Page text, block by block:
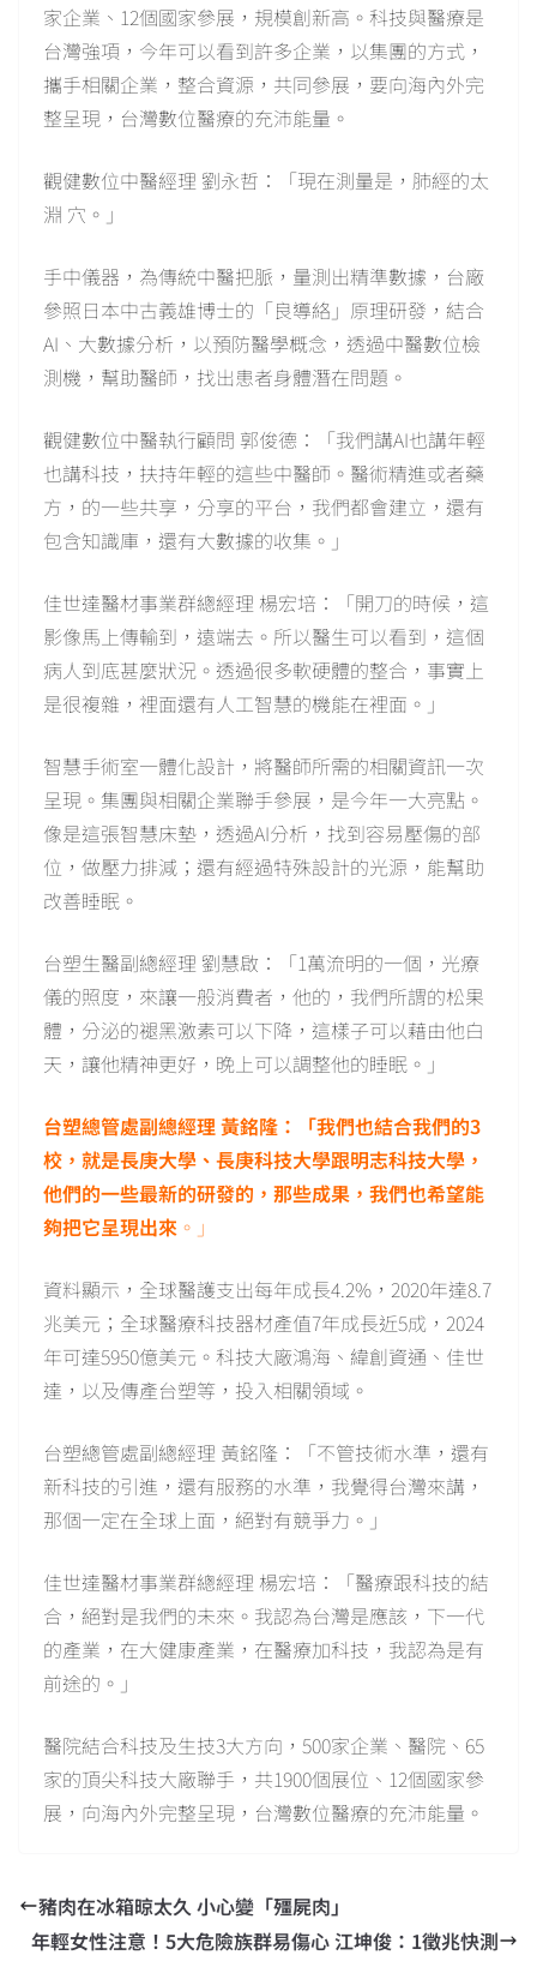
家企業、12個國家參展，規模創新高。科技與醫療是
台灣強項，今年可以看到許多企業，以集團的方式，
攜手相關企業，整合資源，共同參展，要向海內外完
整呈現，台灣數位醫療的充沛能量。
觀健數位中醫經理 劉永哲：「現在測量是，肺經的太
淵 穴。」
手中儀器，為傳統中醫把脈，量測出精準數據，台廠
參照日本中古義雄博士的「良導絡」原理研發，結合
AI、大數據分析，以預防醫學概念，透過中醫數位檢
測機，幫助醫師，找出患者身體潛在問題。
觀健數位中醫執行顧問 郭俊德：「我們講AI也講年輕
也講科技，扶持年輕的這些中醫師。醫術精進或者藥
方，的一些共享，分享的平台，我們都會建立，還有
包含知識庫，還有大數據的收集。」
佳世達醫材事業群總經理 楊宏培：「開刀的時候，這
影像馬上傳輸到，遠端去。所以醫生可以看到，這個
病人到底甚麼狀況。透過很多軟硬體的整合，事實上
是很複雜，裡面還有人工智慧的機能在裡面。」
智慧手術室一體化設計，將醫師所需的相關資訊一次
呈現。集團與相關企業聯手參展，是今年一大亮點。
像是這張智慧床墊，透過AI分析，找到容易壓傷的部
位，做壓力排減；還有經過特殊設計的光源，能幫助
改善睡眠。
台塑生醫副總經理 劉慧啟：「1萬流明的一個，光療
儀的照度，來讓一般消費者，他的，我們所謂的松果
體，分泌的褪黑激素可以下降，這樣子可以藉由他白
天，讓他精神更好，晚上可以調整他的睡眠。」
台塑總管處副總經理 黃銘隆：「我們也結合我們的3
校，就是長庚大學、長庚科技大學跟明志科技大學，
他們的一些最新的研發的，那些成果，我們也希望能
夠把它呈現出來 。」
資料顯示，全球醫護支出每年成長4.2%，2020年達8.7
兆美元；全球醫療科技器材產值7年成長近5成，2024
年可達5950億美元。科技大廠鴻海、緯創資通、佳世
達，以及傳產台塑等，投入相關領域。
台塑總管處副總經理 黃銘隆：「不管技術水準，還有
新科技的引進，還有服務的水準，我覺得台灣來講，
那個一定在全球上面，絕對有競爭力。」
佳世達醫材事業群總經理 楊宏培：「醫療跟科技的結
合，絕對是我們的未來。我認為台灣是應該，下一代
的產業，在大健康產業，在醫療加科技，我認為是有
前途的。」
醫院結合科技及生技3大方向，500家企業、醫院、65
家的頂尖科技大廠聯手，共1900個展位、12個國家參
展，向海內外完整呈現，台灣數位醫療的充沛能量。
豬肉在冰箱晾太久 小心變「殭屍肉」
年輕女性注意！5大危險族群易傷心 江坤俊：1徵兆快測